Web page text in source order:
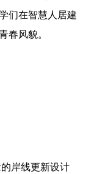
们在智慧人居建
风貌。
岸线更新设计